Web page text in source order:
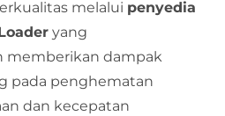
melalui penyedia
yang
memberikan dampak
pada penghematan
dan kecepatan